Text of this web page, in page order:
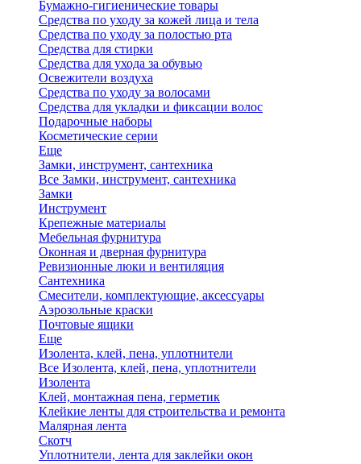
Бумажно-гигиенические товары
Средства по уходу за кожей лица и тела
Средства по уходу за полостью рта
Средства для стирки
Средства для ухода за обувью
Освежители воздуха
Средства по уходу за волосами
Средства для укладки и фиксации волос
Подарочные наборы
Косметические серии
Еще
Замки, инструмент, сантехника
Все Замки, инструмент, сантехника
Замки
Инструмент
Крепежные материалы
Мебельная фурнитура
Оконная и дверная фурнитура
Ревизионные люки и вентиляция
Сантехника
Смесители, комплектующие, аксессуары
Аэрозольные краски
Почтовые ящики
Еще
Изолента, клей, пена, уплотнители
Все Изолента, клей, пена, уплотнители
Изолента
Клей, монтажная пена, герметик
Клейкие ленты для строительства и ремонта
Малярная лента
Скотч
Уплотнители, лента для заклейки окон